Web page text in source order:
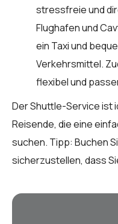
stressfreie und
Flughafen und
ein Taxi und
Verkehrsmittel.
flexibel und
Der Shuttle-Service ist
Reisende, die eine
suchen. Tipp: Buchen
sicherzustellen, dass